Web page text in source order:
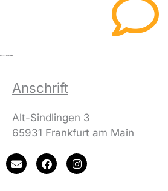
Anschrift
Alt-Sindlingen 3
65931 Frankfurt am Main
E
F
I